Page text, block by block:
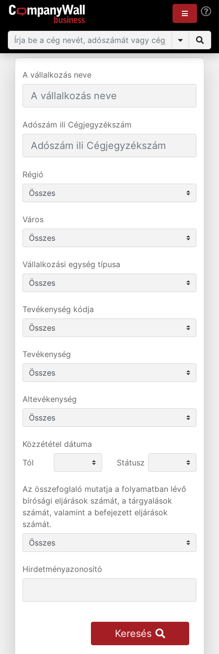
A vállalkozás neve
Adószám ili Cégjegyzékszám
Régió
Város
Vállalkozási egység típusa
Tevékenység kódja
Tevékenység
Altevékenység
Közzététel dátuma
Tól
Státusz
Az összefoglaló mutatja a folyamatban lévő
bírósági eljárások számát, a tárgyalások
számát, valamint a befejezett eljárások
számát.
Hirdetményazonosító
Keresés